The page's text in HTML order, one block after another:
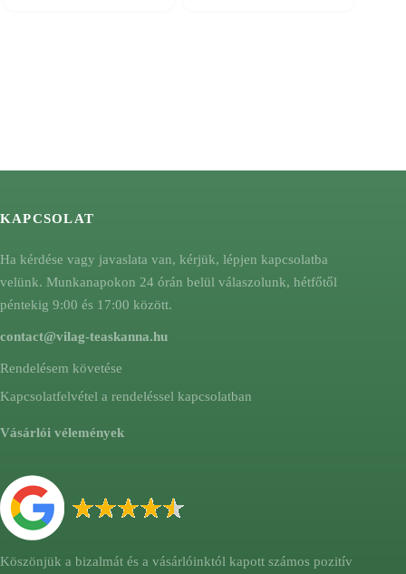
KAPCSOLAT
Ha kérdése vagy javaslata van, kérjük, lépjen kapcsolatba
velünk. Munkanapokon 24 órán belül válaszolunk, hétfőtől
péntekig 9:00 és 17:00 között.
contact@vilag-teaskanna.hu
Rendelésem követése
Kapcsolatfelvétel a rendeléssel kapcsolatban
Vásárlói vélemények
Köszönjük a bizalmát és a vásárlóinktól kapott számos pozitív